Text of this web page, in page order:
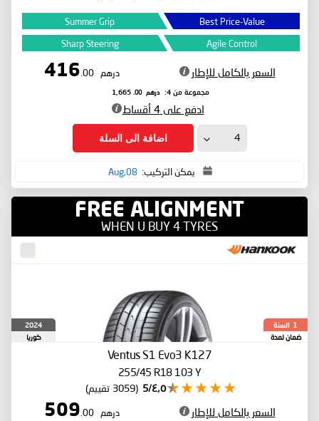
Best Price-Value
Summer Grip
Agile Control
Sharp Steering
السعر بالكامل للإطار درهم 416
.00
مجموعة من 4: درهم 1,665
.00
ادفع على 4 أقساط
اضافة الى السلة
يمكن التركيب: 08,Aug
FREE ALIGNMENT
WHEN U BUY 4 TYRES
1 السنة
ضمان لمدة
2024
كوريا
Ventus S1 Evo3 K127
255/45 R18 103 Y
٤٫٥/5 (3059 تقييم)
السعر بالكامل للإطار درهم 509
.00